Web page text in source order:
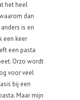
het heel
dan
is en
een keer
een pasta
Orzo wordt
voor veel
bij een
Maar mijn